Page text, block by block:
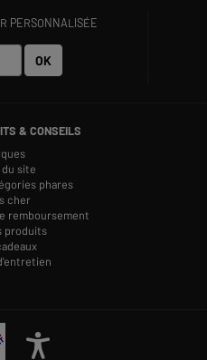
PERSONNALISÉE
OK
& CONSEILS
du site
phares
cher
remboursement
produits